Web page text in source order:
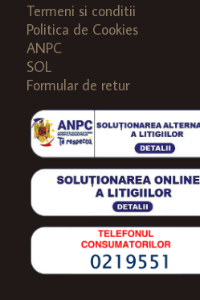
Termeni si conditii
Politica de Cookies
ANPC
SOL
Formular de retur